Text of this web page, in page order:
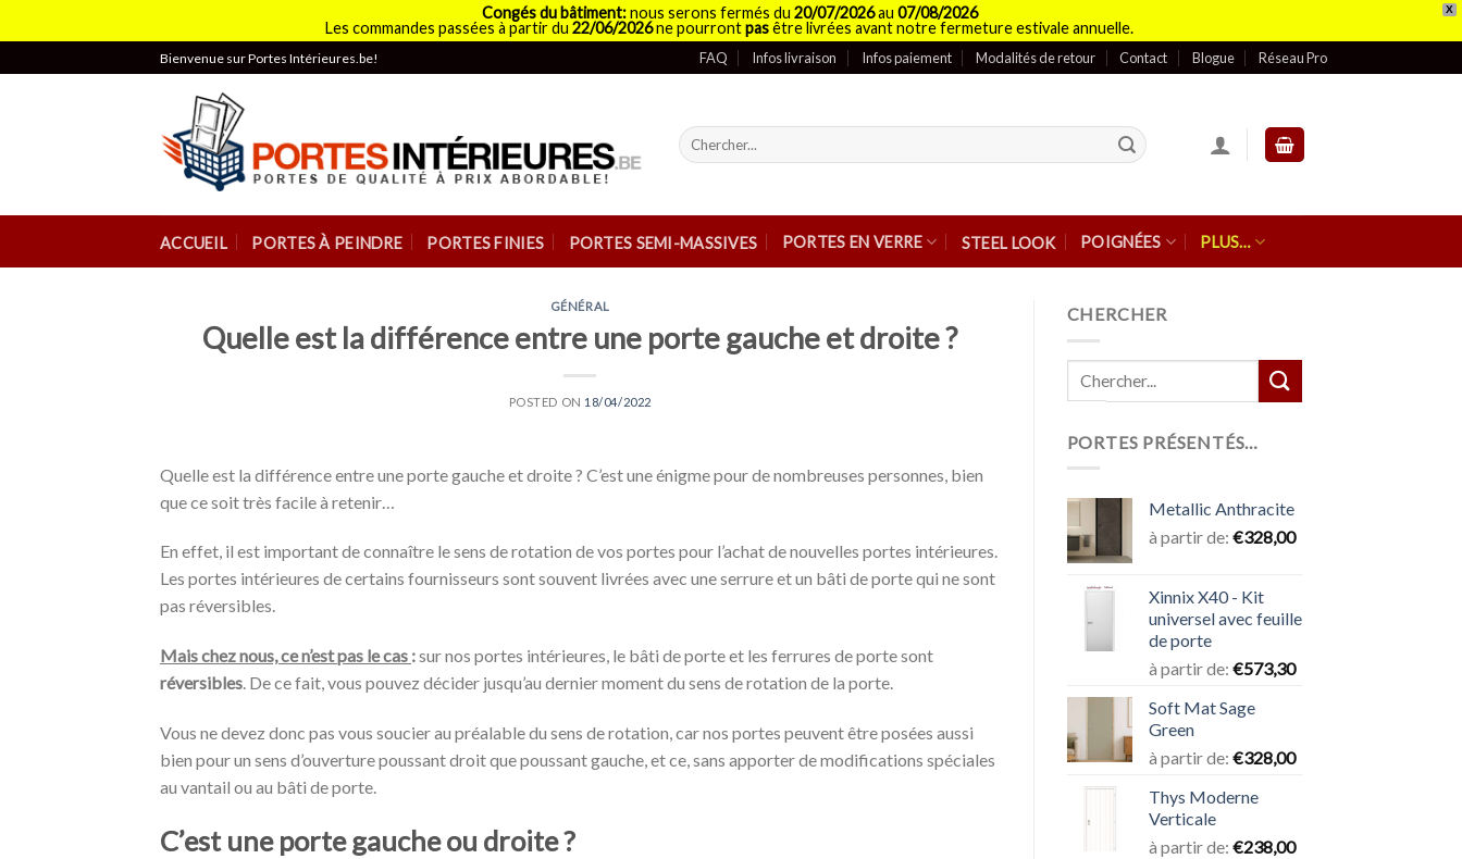
X
Congés du bâtiment:nous serons fermés du 20/07/2026au 07/08/2026
Les commandes passées à partir du 22/06/2026ne pourrontpasêtre livrées avant notre fermeture estivale annuelle.
to
Bienvenue sur Portes Intérieures.be! FAQ Infos livraison Infos paiement Modalités de retour Contact Blogue Réseau Pro
Recherche
pour :
ACCUEIL PORTES À PEINDRE PORTES FINIES PORTES SEMI-MASSIVES PORTES EN VERRE STEEL LOOK POIGNÉES PLUS…
GÉNÉRAL
Quelle est la différence entre une porte gauche et droite ?
POSTED ON 18/04/2022
Quelle est la différence entre une porte gauche et droite ? C’est une énigme pour de nombreuses personnes, bien
que ce soit très facile à retenir…
En effet, il est important de connaître le sens de rotation de vos portes pour l’achat de nouvelles portes intérieures.
Les portes intérieures de certains fournisseurs sont souvent livrées avec une serrure et un bâti de porte qui ne sont
pas réversibles.
Mais chez nous, ce n’est pas le cas :sur nos portes intérieures, le bâti de porte et les ferrures de porte sont
réversibles. De ce fait, vous pouvez décider jusqu’au dernier moment du sens de rotation de la porte.
Vous ne devez donc pas vous soucier au préalable du sens de rotation, car nos portes peuvent être posées aussi
bien pour un sens d’ouverture poussant droit que poussant gauche, et ce, sans apporter de modifications spéciales
au vantail ou au bâti de porte.
C’est une porte gauche ou droite ?
CHERCHER
PORTES PRÉSENTÉS…
Metallic Anthracite
à partir de: €328,00
Xinnix X40 - Kit
universel avec feuille
de porte
à partir de: €573,30
Soft Mat Sage
Green
à partir de: €328,00
Thys Moderne
Verticale
à partir de: €238,00